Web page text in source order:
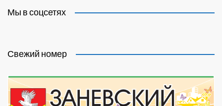
Мы в соцсетях
Свежий номер